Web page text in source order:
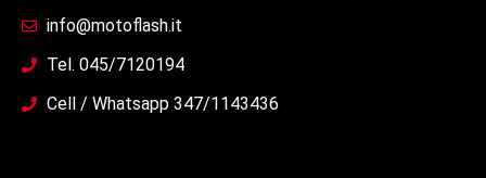
info@motoflash.it
Tel. 045/7120194
Cell / Whatsapp 347/1143436